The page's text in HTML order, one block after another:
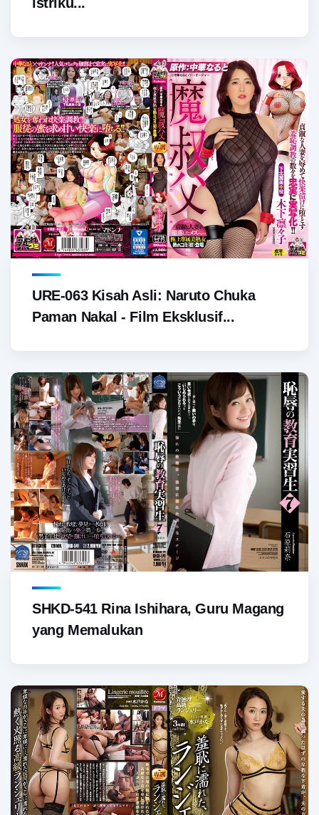
URE-063 Kisah Asli: Naruto Chuka
Paman Nakal - Film Eksklusif...
SHKD-541 Rina Ishihara, Guru Magang
yang Memalukan